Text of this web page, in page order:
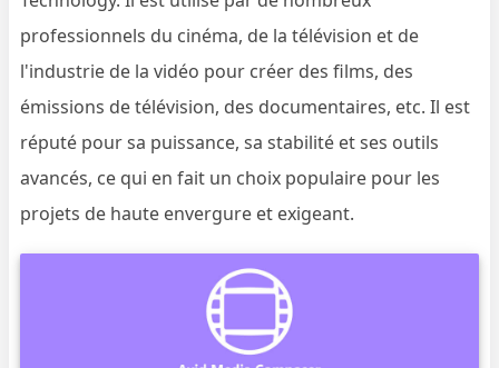
professionnels du cinéma, de la télévision et de
l'industrie de la vidéo pour créer des films, des
émissions de télévision, des documentaires, etc. Il est
réputé pour sa puissance, sa stabilité et ses outils
avancés, ce qui en fait un choix populaire pour les
projets de haute envergure et exigeant.